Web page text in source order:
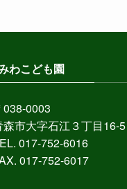
わこども園
038-0003
森市大字石江３丁目16-5
017-752-6016
017-752-6017